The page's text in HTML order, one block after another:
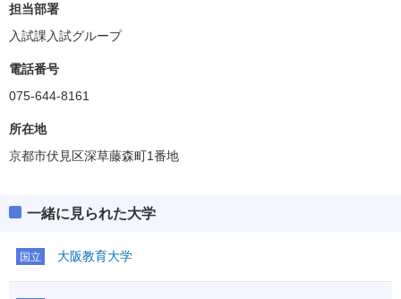
担当部署
入試課入試グループ
電話番号
075-644-8161
所在地
京都市伏見区深草藤森町1番地
一緒に見られた大学
国立 大阪教育大学